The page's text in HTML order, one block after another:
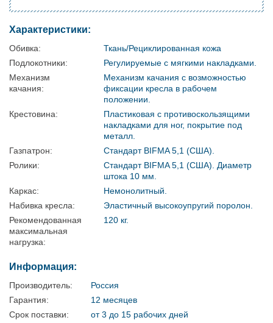
Характеристики:
Обивка:
Ткань/Рециклированная кожа
Подлокотники:
Регулируемые с мягкими накладками.
Механизм
качания:
Механизм качания с возможностью
фиксации кресла в рабочем
положении.
Крестовина:
Пластиковая с противоскользящими
накладками для ног, покрытие под
металл.
Газпатрон:
Стандарт BIFMA 5,1 (США).
Ролики:
Стандарт BIFMA 5,1 (США). Диаметр
штока 10 мм.
Каркас:
Немонолитный.
Набивка кресла:
Эластичный высокоупругий поролон.
Рекомендованная
максимальная
нагрузка:
120 кг.
Информация:
Производитель:
Россия
Гарантия:
12 месяцев
Срок поставки:
от 3 до 15 рабочих дней